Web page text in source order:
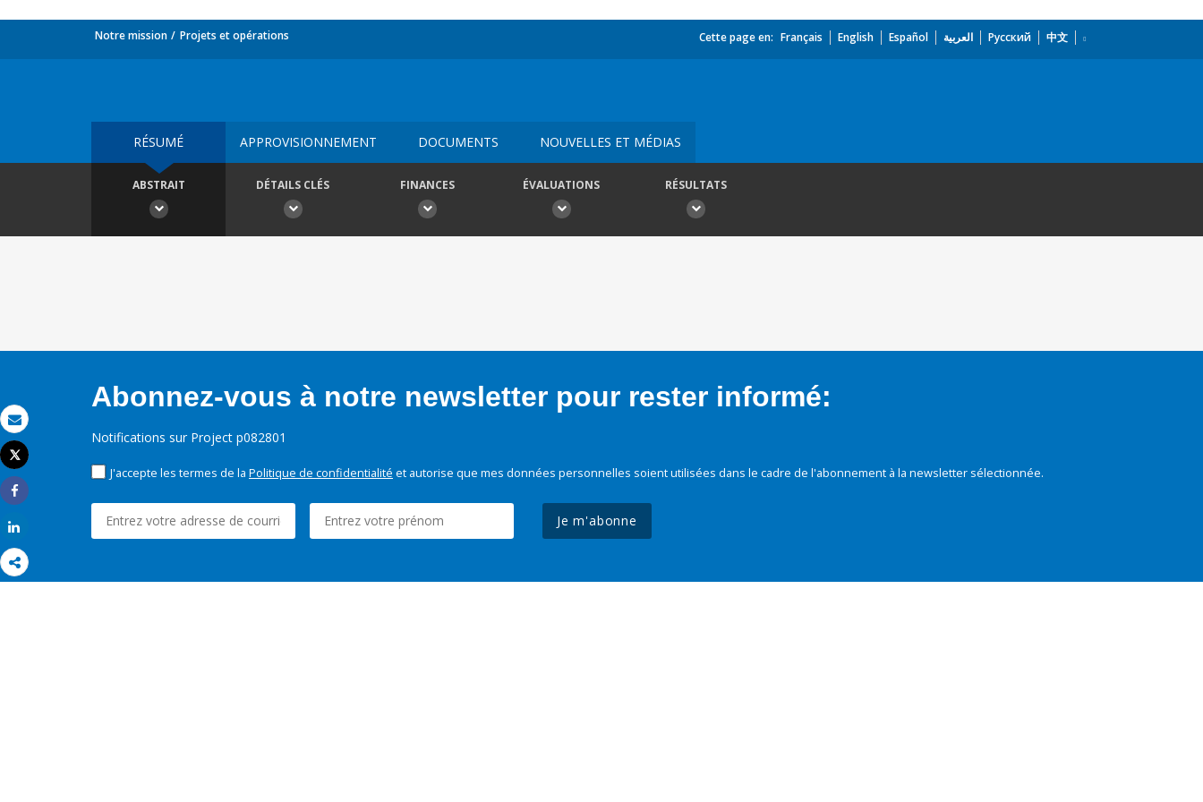
Email
Imprimer
Tweet
Share
Notre mission Projets et opérations Cette page en: Français English Español العربية Русский 中文
RÉSUMÉ APPROVISIONNEMENT DOCUMENTS NOUVELLES ET MÉDIAS
ABSTRAIT DÉTAILS CLÉS FINANCES ÉVALUATIONS RÉSULTATS
Abonnez-vous à notre newsletter pour rester informé:
Notifications sur Project p082801
J'accepte les termes de la Politique de confidentialité et autorise que mes données personnelles soient utilisées dans le cadre de l'abonnement à la newsletter sélectionnée.
Je m'abonne